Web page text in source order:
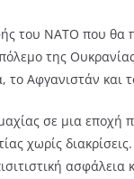
του ΝΑΤΟ που θα
πόλεμο της
Αφγανιστάν και
σε μια εποχή
χωρίς
ασφάλεια